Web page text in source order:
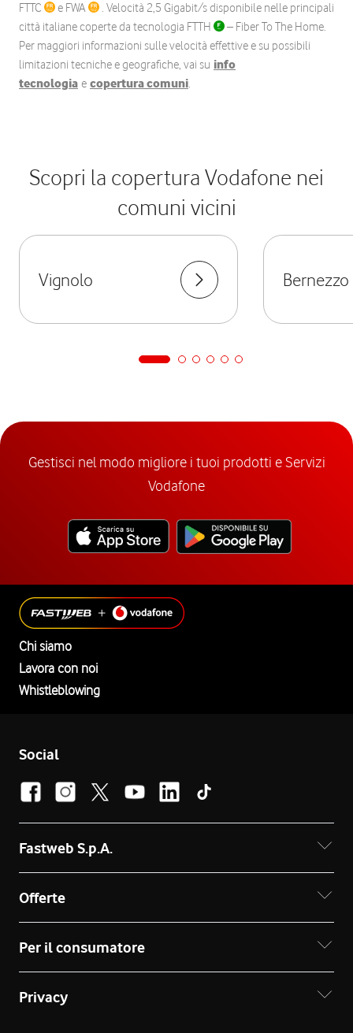
FTTC
e FWA
. Velocità 2,5 Gigabit/s disponibile nelle principali
città italiane coperte da tecnologia FTTH
– Fiber To The Home.
Per maggiori informazioni sulle velocità effettive e su possibili
limitazioni tecniche e geografiche, vai su info
tecnologia e copertura comuni.
Scopri la copertura Vodafone nei
comuni vicini
Vignolo Bernezzo
Gestisci nel modo migliore i tuoi prodotti e Servizi
Vodafone
Chi siamo
Lavora con noi
Whistleblowing
Social
Fastweb S.p.A.
Offerte
Per il consumatore
Privacy